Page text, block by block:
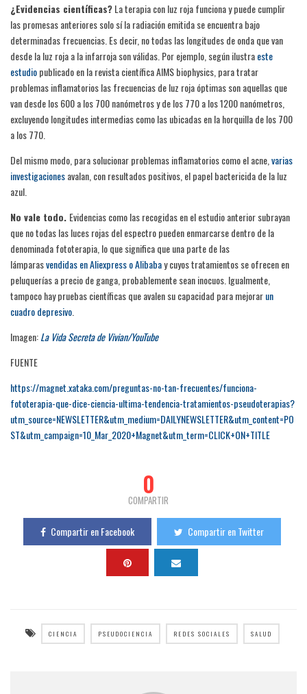
¿Evidencias científicas?La terapia con luz roja funciona y puede cumplir
las promesas anteriores solo sí la radiación emitida se encuentra bajo
determinadas frecuencias. Es decir, no todas las longitudes de onda que van
desde la luz roja a la infarroja son válidas. Por ejemplo, según ilustraeste
estudiopublicado en la revista científica AIMS biophysics, para tratar
problemas inflamatorios las frecuencias de luz roja óptimas son aquellas que
van desde los 600 a los 700 nanómetros y de los 770 a los 1200 nanómetros,
excluyendo longitudes intermedias como las ubicadas en la horquilla de los 700
a los 770.
Del mismo modo, para solucionar problemas inflamatorios como el acne, varias
investigacionesavalan, con resultados positivos, el papel bactericida de la luz
azul.
No vale todo. Evidencias como las recogidas en el estudio anterior subrayan
que no todas las luces rojas del espectro pueden enmarcarse dentro de la
denominada fototerapia, lo que significa que una parte de las
lámparasvendidas en Aliexpress o Alibabay cuyos tratamientos se ofrecen en
peluquerías a precio de ganga, probablemente sean inocuos. Igualmente,
tampoco hay pruebas científicas que avalen su capacidad para mejorarun
cuadro depresivo
Imagen:La Vida Secreta de Vivian/YouTube
FUENTE
https://magnet.xataka.com/preguntas-no-tan-frecuentes/funciona-
fototerapia-que-dice-ciencia-ultima-tendencia-tratamientos-pseudoterapias?
utm_source=NEWSLETTER&utm_medium=DAILYNEWSLETTER&utm_content=PO
ST&utm_campaign=10_Mar_2020+Magnet&utm_term=CLICK+ON+TITLE
0
COMPARTIR
Compartir en Facebook Compartir en Twitter
CIENCIA PSEUDOCIENCIA REDES SOCIALES SALUD